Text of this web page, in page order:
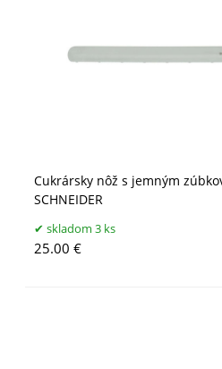
Cukrársky nôž s jemným
SCHNEIDER
skladom 3 ks
25.00 €